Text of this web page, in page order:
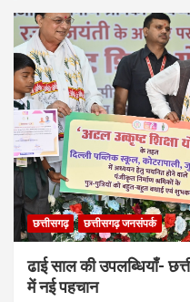
छत्तीसगढ़ छत्तीसगढ़ जनसंपर्क
ढाई साल की उपलब्धियाँ-
में नई पहचान